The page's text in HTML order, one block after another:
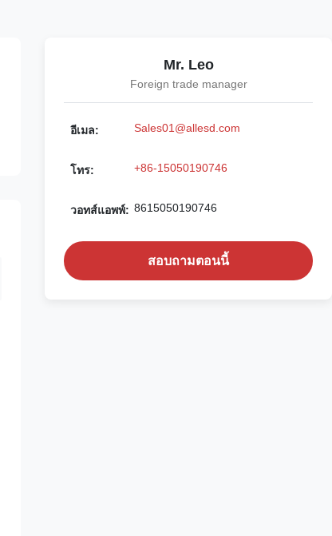
Mr. Leo
Foreign trade manager
อีเมล: Sales01@allesd.com
โทร: +86-15050190746
วอทส์แอพพ์: 8615050190746
สอบถามตอนนี้